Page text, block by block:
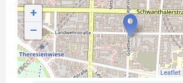
+
−
Leaflet